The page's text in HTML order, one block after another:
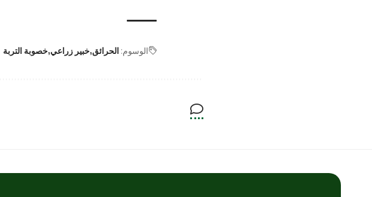
الوسوم: الحرائق خبير زراعي خصوبة التربة